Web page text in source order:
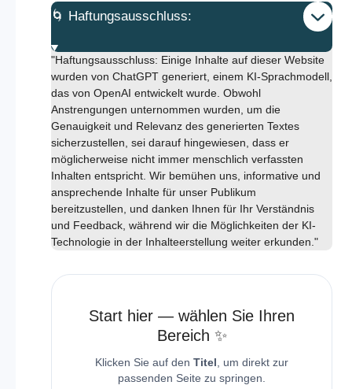
🌀 Haftungsausschluss:
"Haftungsausschluss: Einige Inhalte auf dieser Website
wurden von ChatGPT generiert, einem KI-Sprachmodell,
das von OpenAI entwickelt wurde. Obwohl
Anstrengungen unternommen wurden, um die
Genauigkeit und Relevanz des generierten Textes
sicherzustellen, sei darauf hingewiesen, dass er
möglicherweise nicht immer menschlich verfassten
Inhalten entspricht. Wir bemühen uns, informative und
ansprechende Inhalte für unser Publikum
bereitzustellen, und danken Ihnen für Ihr Verständnis
und Feedback, während wir die Möglichkeiten der KI-
Technologie in der Inhalteerstellung weiter erkunden."
Start hier — wählen Sie Ihren
Bereich ✨
Klicken Sie auf den Titel , um direkt zur
passenden Seite zu springen.